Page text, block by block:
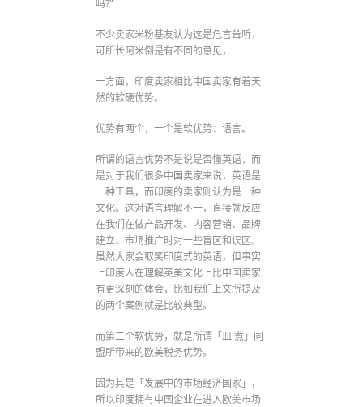
吗?”
不少卖家米粉基友认为这是危言耸听，
可所长阿米倒是有不同的意见，
一方面，印度卖家相比中国卖家有着天
然的软硬优势。
优势有两个，一个是软优势：语言。
所谓的语言优势不是说是否懂英语，而
是对于我们很多中国卖家来说，英语是
一种工具，而印度的卖家则认为是一种
文化。这对语言理解不一，直接就反应
在我们在做产品开发、内容营销、品牌
建立、市场推广时对一些盲区和误区。
虽然大家会取笑印度式的英语，但事实
上印度人在理解英美文化上比中国卖家
有更深刻的体会，比如我们上文所提及
的两个案例就是比较典型。
而第二个软优势，就是所谓「皿 煮」同
盟所带来的欧美税务优势。
因为其是「发展中的市场经济国家」，
所以印度拥有中国企业在进入欧美市场